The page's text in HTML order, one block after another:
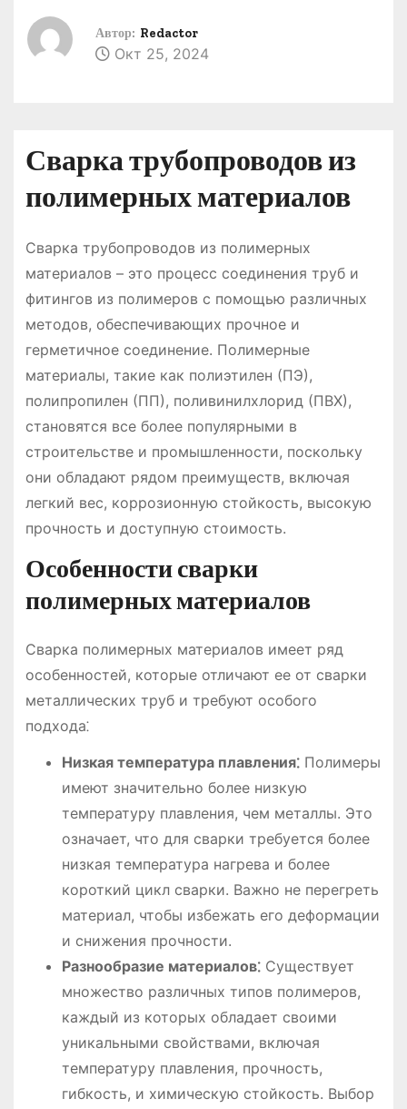
Автор: Redactor
Окт 25, 2024
Сварка трубопроводов из
полимерных материалов
Сварка трубопроводов из полимерных
материалов – это процесс соединения труб и
фитингов из полимеров с помощью различных
методов, обеспечивающих прочное и
герметичное соединение. Полимерные
материалы, такие как полиэтилен (ПЭ),
полипропилен (ПП), поливинилхлорид (ПВХ),
становятся все более популярными в
строительстве и промышленности, поскольку
они обладают рядом преимуществ, включая
легкий вес, коррозионную стойкость, высокую
прочность и доступную стоимость.
Особенности сварки
полимерных материалов
Сварка полимерных материалов имеет ряд
особенностей, которые отличают ее от сварки
металлических труб и требуют особого
подхода⁚
Низкая температура плавления⁚Полимеры
имеют значительно более низкую
температуру плавления, чем металлы. Это
означает, что для сварки требуется более
низкая температура нагрева и более
короткий цикл сварки. Важно не перегреть
материал, чтобы избежать его деформации
и снижения прочности.
Разнообразие материалов⁚Существует
множество различных типов полимеров,
каждый из которых обладает своими
уникальными свойствами, включая
температуру плавления, прочность,
гибкость, и химическую стойкость. Выбор